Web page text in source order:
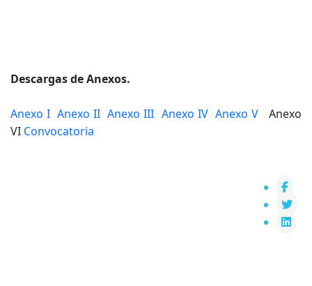
Descargas de Anexos.
Anexo I Anexo II Anexo III Anexo IV Anexo VAnexo
VI Convocatoria